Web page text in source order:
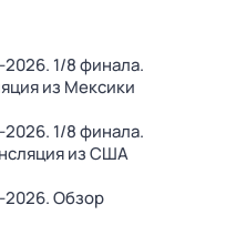
1/8 финала.
из Мексики
1/8 финала.
из США
Обзор